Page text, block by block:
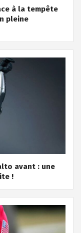
à la tempête
pleine
avant : une
!